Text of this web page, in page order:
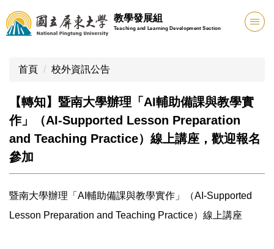
跳
到
主
教學發展組
Teaching and Learning Development Section
首頁 校外資訊公告
【轉知】暨南大學辦理「AI輔助備課與教學實
作」（AI-Supported Lesson Preparation
and Teaching Practice）線上講座，歡迎報名
參加
暨南大學辦理「AI輔助備課與教學實作」（AI-Supported
Lesson Preparation and Teaching Practice）線上講座